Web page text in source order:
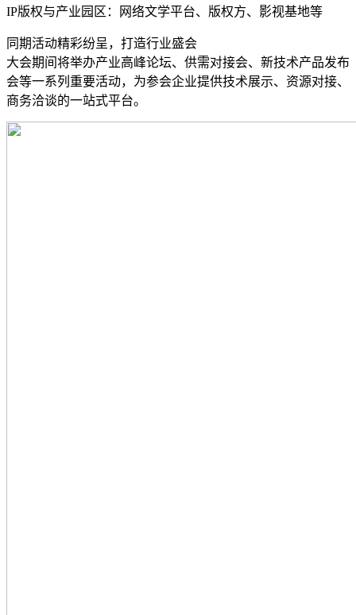
IP版权与产业园区：网络文学平台、版权方、影视基地等
同期活动精彩纷呈，打造行业盛会
大会期间将举办产业高峰论坛、供需对接会、新技术产品发布
会等一系列重要活动，为参会企业提供技术展示、资源对接、
商务洽谈的一站式平台。